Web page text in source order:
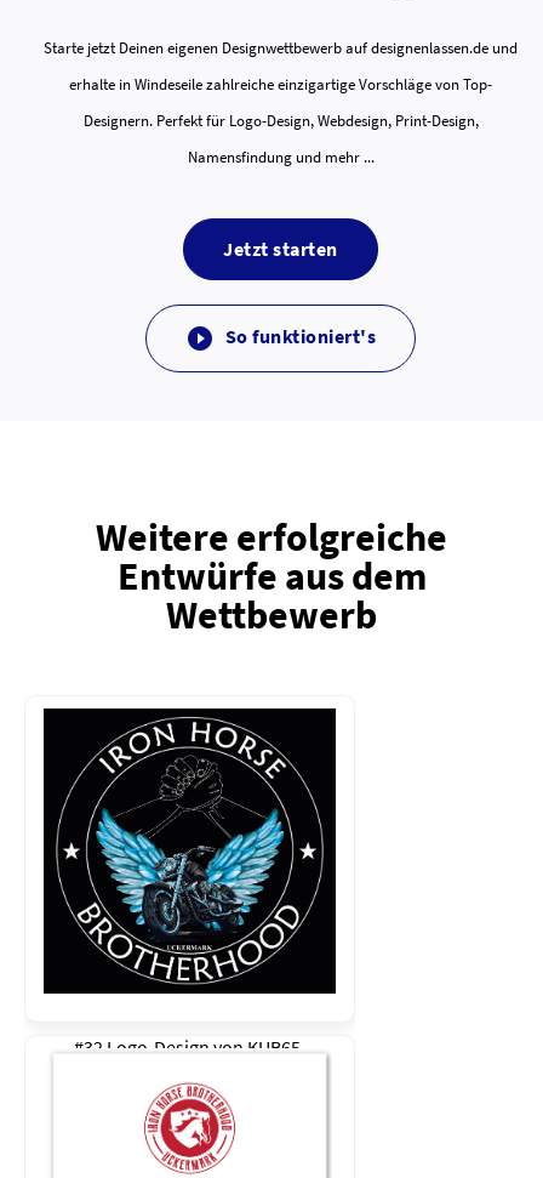
Starte jetzt Deinen eigenen Designwettbewerb auf designenlassen.de und
erhalte in Windeseile zahlreiche einzigartige Vorschläge von Top-
Designern. Perfekt für Logo-Design, Webdesign, Print-Design,
Namensfindung und mehr ...
Jetzt starten
 So funktioniert's
Weitere erfolgreiche
Entwürfe aus dem
Wettbewerb
#32 Logo-Design von KUB65